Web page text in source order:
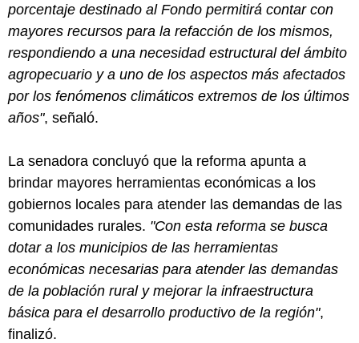
porcentaje destinado al Fondo permitirá contar con
mayores recursos para la refacción de los mismos,
respondiendo a una necesidad estructural del ámbito
agropecuario y a uno de los aspectos más afectados
por los fenómenos climáticos extremos de los últimos
años", señaló.
La senadora concluyó que la reforma apunta a
brindar mayores herramientas económicas a los
gobiernos locales para atender las demandas de las
comunidades rurales. "Con esta reforma se busca
dotar a los municipios de las herramientas
económicas necesarias para atender las demandas
de la población rural y mejorar la infraestructura
básica para el desarrollo productivo de la región",
finalizó.